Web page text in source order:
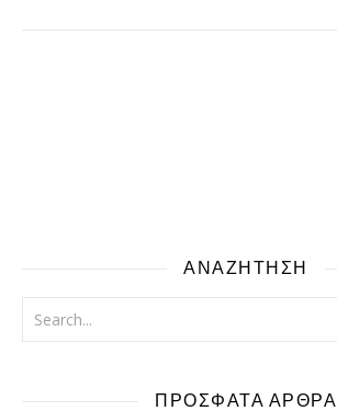
ΑΝΑΖΗΤΗΣΗ
ΠΡΟΣΦΑΤΑ ΑΡΘΡΑ